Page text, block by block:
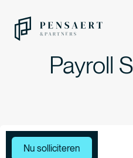
Payroll
Meer vacatures
Nu solliciteren